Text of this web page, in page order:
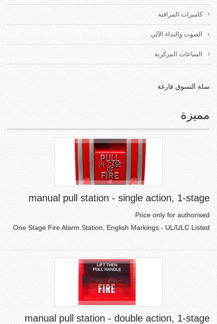
كاميرات المراقبة
الصوت والنداء الآلي
الساعات المركزية
سلة التسوق فارغة
مميزة
manual pull station - single action, 1-stage
Price only for authorised
One Stage Fire Alarm Station, English Markings - UL/ULC Listed
manual pull station - double action, 1-stage